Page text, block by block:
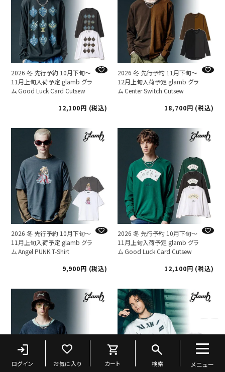
2026 冬 先行予約 10月下旬～
11月上旬入荷予定 glamb グラ
ム Good Luck Card Cutsew
12,100
税込
2026 冬 先行予約 11月下旬～
12月上旬入荷予定 glamb グラ
ム Center Switch Cutsew
18,700
税込
2026 冬 先行予約 10月下旬～
11月上旬入荷予定 glamb グラ
ム Angel PUNK T-Shirt
9,900
税込
2026 冬 先行予約 10月下旬～
11月上旬入荷予定 glamb グラ
ム Good Luck Card Cutsew
12,100
税込